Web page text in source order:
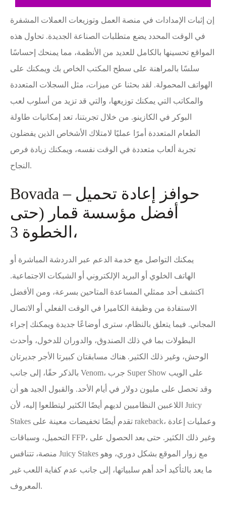
إن إثبات الإمدادات في منصة العمل وتوزيعات العملات المشفرة
في الوقت المحدد يضع متطلبات الصناعة الجديدة. تحاول هذه
المواقع تحسينها بالكامل للعديد من الأنظمة، مما يمنحك إحساسًا
سلسًا بالمراهنة على سطح المكتب الخاص بك ويمكنك على
الهواتف المحمولة. لقد بحثنا عن ميزات، مثل السجلات المتعددة
والمكاتب التي يمكنك توزيعها، والتي قد تزيد من أسلوب لعب
البوكر في الكازينو. من خلال تجربتنا، تعد إمكانيات طاولة
الطعام المتعددة أمرًا عمليًا لامتلاك الأشخاص الذين يفضلون
تجربة ألعاب متعددة في الوقت نفسه، ويمكنك زيادة فرص
النجاح.
Bovada – حوافز إعادة تحميل
أفضل مؤسسة قمار (حتى
الخطوة 3،
يمكنك التواصل مع خدمة الدعم عبر الدردشة المباشرة أو
الهاتف الخلوي أو البريد الإلكتروني أو الشبكات الاجتماعية.
اكتشف أحد ممثلي المساعدة المتاحين بسرعة، ومن الأفضل
الاستفادة من وظيفة الكاميرا في الوقت الفعلي أو الاتصال
المجاني. فيما يتعلق بالنظام، سترى أوضاعًا جديدة ويمكنك إجراء
البطولات بما في ذلك الصندوق، والدوران للدخول، وأحدث
الوحش، وغير ذلك الكثير. هناك مسابقتان كبيرتا الأجر جديرتان
بالذكر حقًا، إلى جانب Venom، جرب Super Show على الويب
وقد تحصل على مليون دولار في أيام الأحد. والقبول الجيد هو أن
اللاعبين النظاميين لديهم أيضًا الكثير ليتطلعوا إليه، لأن Juicy
Stakes تقدم أيضًا تخفيضات معينة على rakeback، وعمليات إعادة
التحميل، وسباقات FFP، وغير ذلك الكثير. حتى بعد الحصول على
منصة، تتنافس Juicy Stakes مع زوار الموقع بشكل دوري، وهو
ما يعد بالتأكيد أحد أهم سلبياتها، إلى جانب عدم كفاية اللعب غير
المعروف.